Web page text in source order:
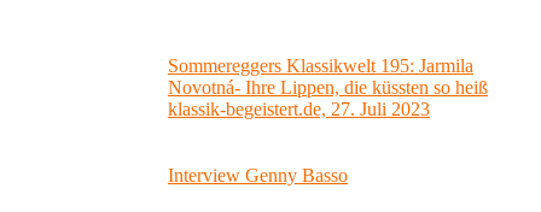
Sommereggers Klassikwelt 195: Jarmila
Novotná- Ihre Lippen, die küssten so heiß
klassik-begeistert.de, 27. Juli 2023
Interview Genny Basso